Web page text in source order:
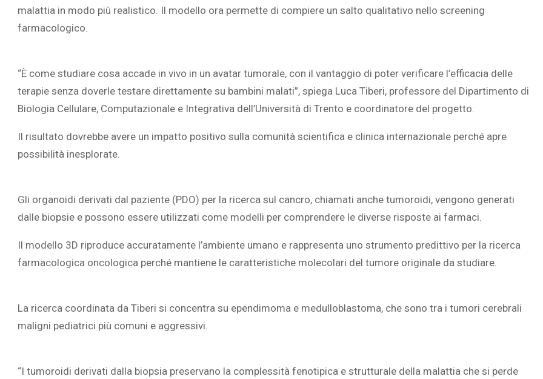
malattia in modo più realistico. Il modello ora permette di compiere un salto qualitativo nello screening
farmacologico.
“È come studiare cosa accade in vivo in un avatar tumorale, con il vantaggio di poter verificare l’efficacia delle
terapie senza doverle testare direttamente su bambini malati”, spiega Luca Tiberi, professore del Dipartimento di
Biologia Cellulare, Computazionale e Integrativa dell’Università di Trento e coordinatore del progetto.
Il risultato dovrebbe avere un impatto positivo sulla comunità scientifica e clinica internazionale perché apre
possibilità inesplorate.
Gli organoidi derivati dal paziente (PDO) per la ricerca sul cancro, chiamati anche tumoroidi, vengono generati
dalle biopsie e possono essere utilizzati come modelli per comprendere le diverse risposte ai farmaci.
Il modello 3D riproduce accuratamente l’ambiente umano e rappresenta uno strumento predittivo per la ricerca
farmacologica oncologica perché mantiene le caratteristiche molecolari del tumore originale da studiare.
La ricerca coordinata da Tiberi si concentra su ependimoma e medulloblastoma, che sono tra i tumori cerebrali
maligni pediatrici più comuni e aggressivi.
“I tumoroidi derivati dalla biopsia preservano la complessità fenotipica e strutturale della malattia che si perde
L’ATTIVITÀ CEREBRALE
RIVELA LE MELODIE CHE LE
PERSONE IMMAGINANO
INFANTILE ASSOCIATI AD
ASSENZA DI FIGLI IN ETÀ
ADULTA